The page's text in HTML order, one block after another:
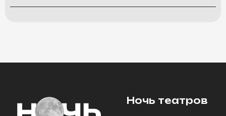
Ночь театров